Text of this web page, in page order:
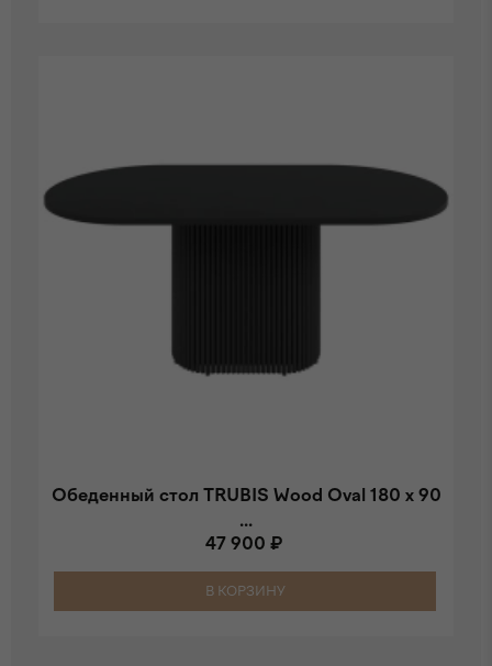
Обеденный стол TRUBIS Wood Oval 180 х 90
...
47 900 ₽
В КОРЗИНУ